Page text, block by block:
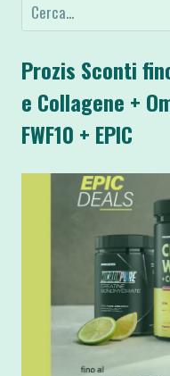
Prozis Sconti
e Collagene +
FWF10 + EPIC